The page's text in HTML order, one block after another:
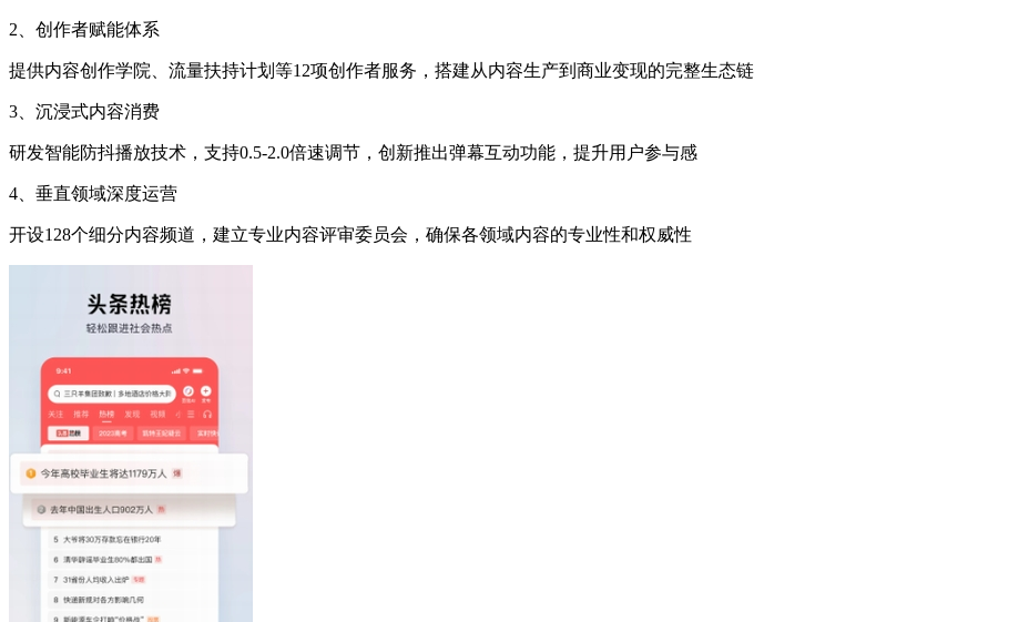
2、创作者赋能体系
提供内容创作学院、流量扶持计划等12项创作者服务，搭建从内容生产到商业变现的完整生态链
3、沉浸式内容消费
研发智能防抖播放技术，支持0.5-2.0倍速调节，创新推出弹幕互动功能，提升用户参与感
4、垂直领域深度运营
开设128个细分内容频道，建立专业内容评审委员会，确保各领域内容的专业性和权威性